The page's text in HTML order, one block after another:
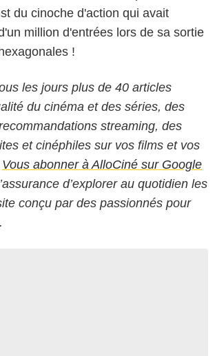
du cinoche d'action qui avait
million d'entrées lors de sa sortie
!
les jours plus de 40 articles
du cinéma et des séries, des
streaming, des
et cinéphiles sur vos films et vos
Vous abonner à AlloCiné sur Google
d’explorer au quotidien les
conçu par des passionnés pour